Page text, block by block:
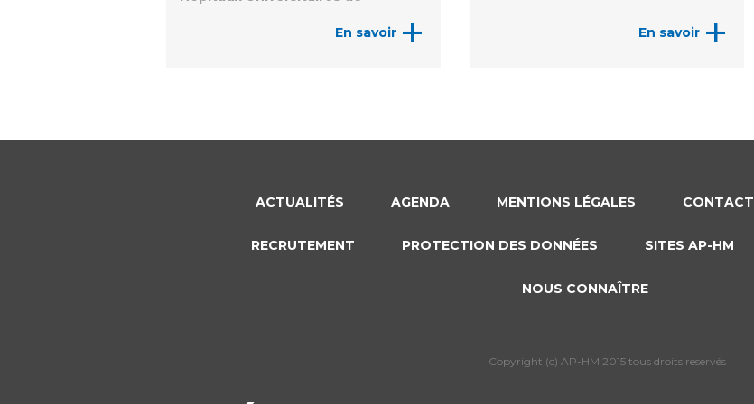
En savoir + En savoir +
ACTUALITÉS AGENDA MENTIONS LÉGALES CONTACT
RECRUTEMENT PROTECTION DES DONNÉES SITES AP-HM
NOUS CONNAÎTRE
Copyright (c) AP-HM 2015 tous droits reservés